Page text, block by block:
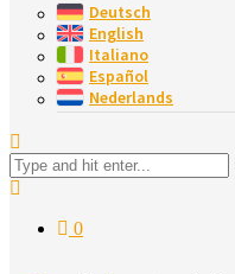
Deutsch
English
Italiano
Español
Nederlands
0